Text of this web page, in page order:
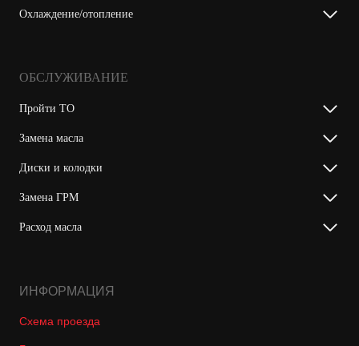
Охлаждение/отопление
ОБСЛУЖИВАНИЕ
Пройти ТО
Замена масла
Диски и колодки
Замена ГРМ
Расход масла
ИНФОРМАЦИЯ
Схема проезда